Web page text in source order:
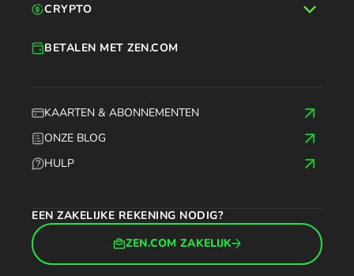
KAARTEN & ABONNEMENTEN
ONZE BLOG
HULP
BETALEN MET ZEN.COM
EEN ZAKELIJKE REKENING NODIG?
ZEN.COM ZAKELIJK
CRYPTO